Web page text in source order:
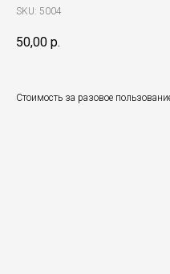
SKU: 5004
50,00 р.
Стоимость за разовое